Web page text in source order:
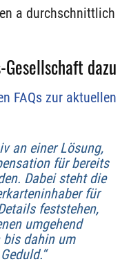
a durchschnittlich
dazu
FAQs zur aktuellen
an einer Lösung,
für bereits
Dabei steht die
für
feststehen,
umgehend
dahin um